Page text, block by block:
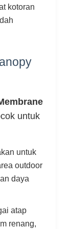
kotoran
untuk
untuk
outdoor
daya
atap
renang,